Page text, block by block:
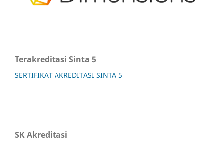
Terakreditasi Sinta 5
SERTIFIKAT AKREDITASI SINTA 5
SK Akreditasi